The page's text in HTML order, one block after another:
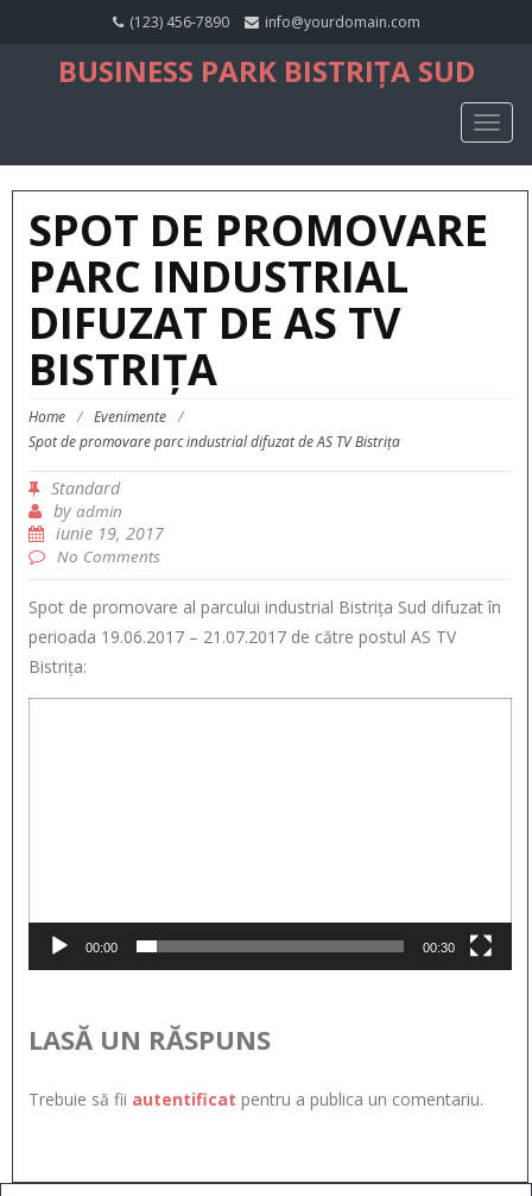
(123) 456-7890 info@yourdomain.com
BUSINESS PARK BISTRIȚA SUD
SPOT DE PROMOVARE
PARC INDUSTRIAL
DIFUZAT DE AS TV
BISTRIȚA
Home / Evenimente /
Spot de promovare parc industrial difuzat de AS TV Bistrița
Standard
by admin
iunie 19, 2017
No Comments
Spot de promovare al parcului industrial Bistrița Sud difuzat în
perioada 19.06.2017 – 21.07.2017 de către postul AS TV
Bistrița:
Player
00:00 00:30
LASĂ UN RĂSPUNS
Trebuie să fii autentificat pentru a publica un comentariu.